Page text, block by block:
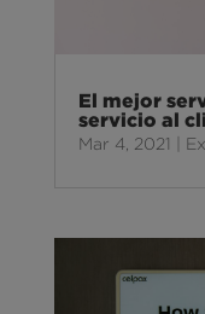
El mejor
servicio al
Mar 4, 2021